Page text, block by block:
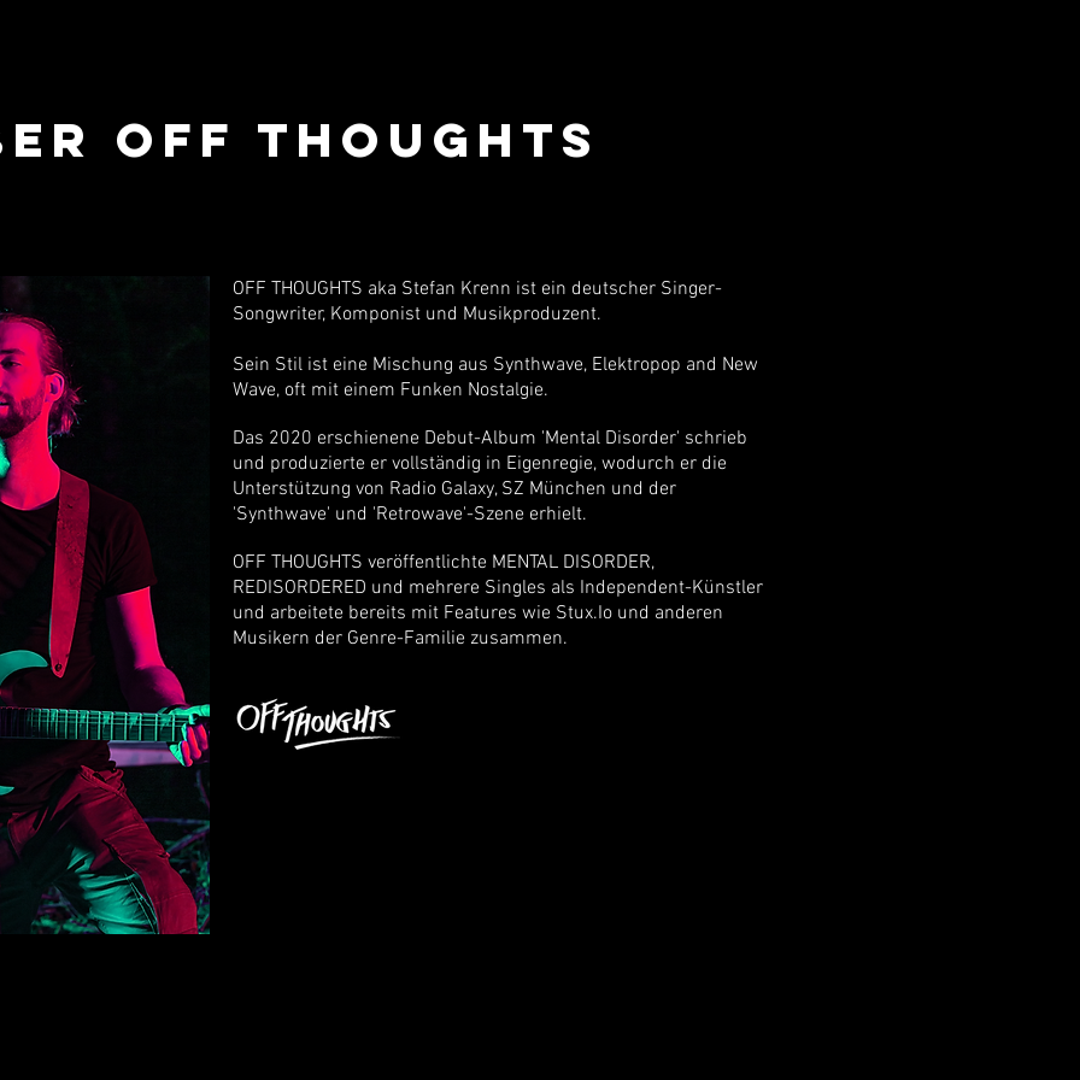
OFF THOUGHTS
OFF THOUGHTS aka Stefan Krenn ist ein deutscher Singer-
Songwriter, Komponist und Musikproduzent.
Sein Stil ist eine Mischung aus Synthwave, Elektropop and New
Wave, oft mit einem Funken Nostalgie.
Das 2020 erschienene Debut-Album 'Mental Disorder' schrieb
und produzierte er vollständig in Eigenregie, wodurch er die
Unterstützung von Radio Galaxy, SZ München und der
'Synthwave' und 'Retrowave'-Szene erhielt.
OFF THOUGHTS veröffentlichte MENTAL DISORDER,
REDISORDERED und mehrere Singles als Independent-Künstler
und arbeitete bereits mit Features wie Stux.Io und anderen
Musikern der Genre-Familie zusammen.